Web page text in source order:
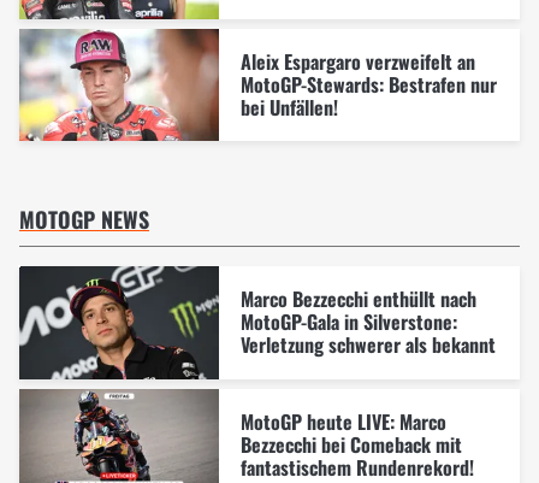
Aleix Espargaro verzweifelt an
MotoGP-Stewards: Bestrafen nur
bei Unfällen!
MOTOGP NEWS
Marco Bezzecchi enthüllt nach
MotoGP-Gala in Silverstone:
Verletzung schwerer als bekannt
MotoGP heute LIVE: Marco
Bezzecchi bei Comeback mit
fantastischem Rundenrekord!